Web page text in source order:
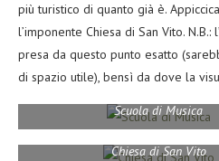
più turistico di quanto già è.
l’imponente Chiesa di San Vito. N.B.:
presa da questo punto esatto
di spazio utile), bensì da dove la
Scuola di Musica
Chiesa di San Vito